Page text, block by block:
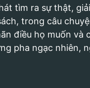
tìm ra sự thật,
trong câu
điều họ muốn và
pha ngạc nhiên,